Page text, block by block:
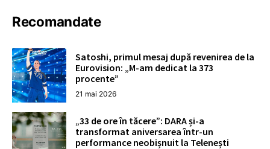
Recomandate
Satoshi, primul mesaj după revenirea de la
Eurovision: „M-am dedicat la 373
procente”
21 mai 2026
„33 de ore în tăcere”: DARA și-a
transformat aniversarea într-un
performance neobișnuit la Telenești